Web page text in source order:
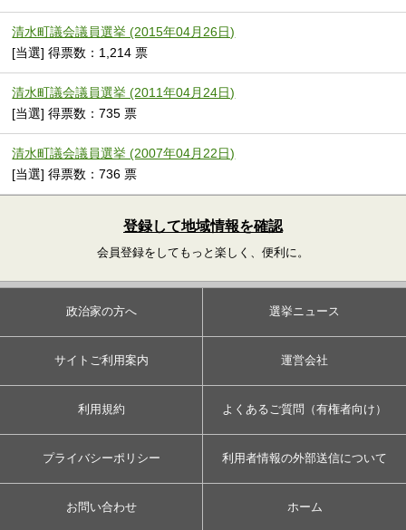
清水町議会議員選挙 (2015年04月26日)
[当選] 得票数：1,214 票
清水町議会議員選挙 (2011年04月24日)
[当選] 得票数：735 票
清水町議会議員選挙 (2007年04月22日)
[当選] 得票数：736 票
登録して地域情報を確認
会員登録をしてもっと楽しく、便利に。
政治家の方へ 選挙ニュース
サイトご利用案内 運営会社
利用規約 よくあるご質問（有権者向け）
プライバシーポリシー 利用者情報の外部送信について
お問い合わせ ホーム